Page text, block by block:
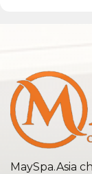
MaySpa.Asia